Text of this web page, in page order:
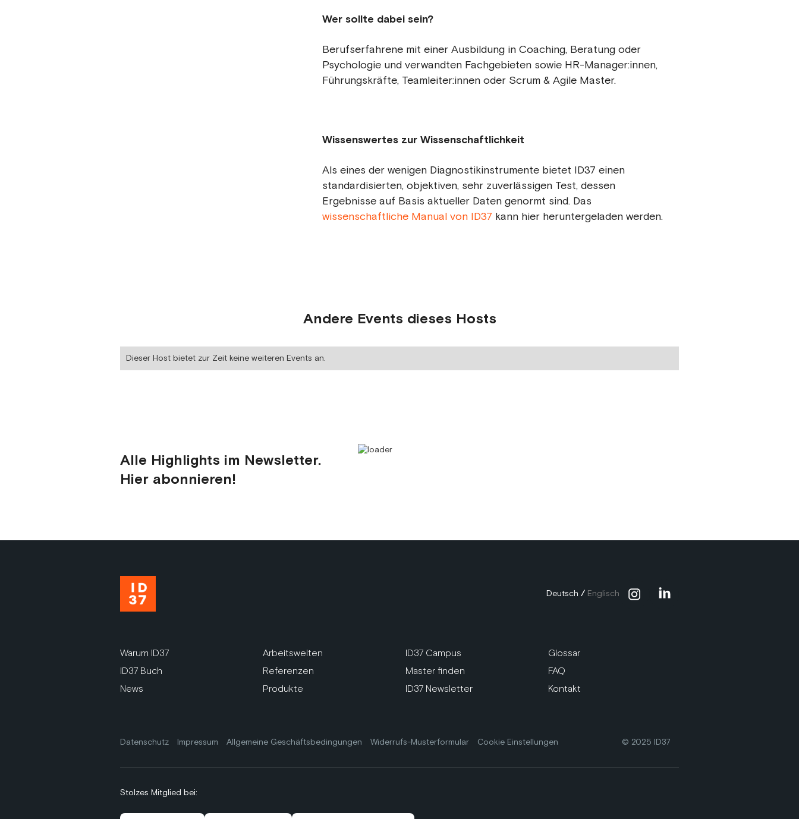
Wer sollte dabei sein?
Berufserfahrene mit einer Ausbildung in Coaching, Beratung oder
Psychologie und verwandten Fachgebieten sowie HR-Manager:innen,
Führungskräfte, Teamleiter:innen oder Scrum & Agile Master.
Wissenswertes zur Wissenschaftlichkeit
Als eines der wenigen Diagnostikinstrumente bietet ID37 einen
standardisierten, objektiven, sehr zuverlässigen Test, dessen
Ergebnisse auf Basis aktueller Daten genormt sind. Das
wissenschaftliche Manual von ID37 kann hier heruntergeladen werden.
Andere Events dieses Hosts
Dieser Host bietet zur Zeit keine weiteren Events an.
Alle Highlights im Newsletter.
Hier abonnieren!
Deutsch / Englisch
Warum ID37
ID37 Buch
News
Arbeitswelten
Referenzen
Produkte
ID37 Campus
Master finden
ID37 Newsletter
Glossar
FAQ
Kontakt
Datenschutz Impressum Allgemeine Geschäftsbedingungen Widerrufs-Musterformular Cookie Einstellungen © 2025 ID37
Stolzes Mitglied bei: